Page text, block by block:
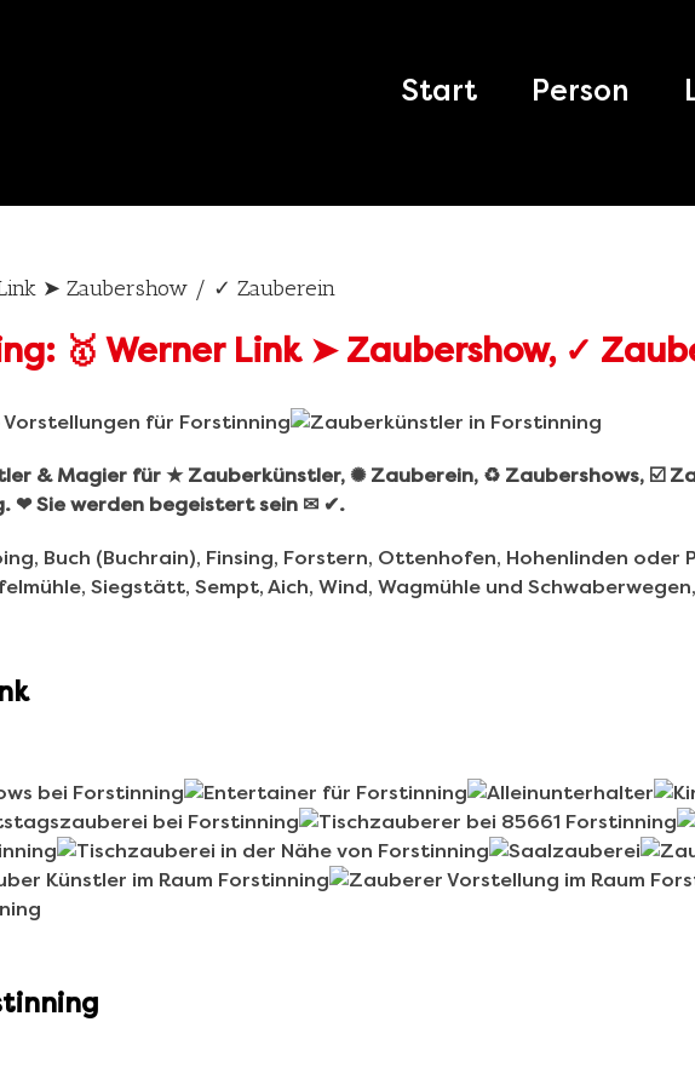
for:
Start Person
➤ Zaubershow / ✓ Zauberein
& Magier für ★ Zauberkünstler, ✺ Zauberein, ♻ Zaubershows, ☑️
❤ Sie werden begeistert sein ✉ ✔.